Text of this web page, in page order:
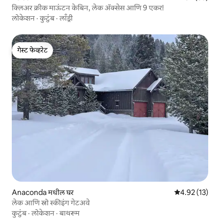
क्लिअर क्रीक माऊंटन केबिन, लेक ॲक्सेस आणि 9 एकर!
लोकेशन ·कुटुंब·लाँड्री
गेस्ट फेव्हरेट
गेस्ट फेव्हरेट
Anaconda मधील घर 5 पैकी 4.92
4.92 (13)
लेक आणि स्नो स्कीइंग गेटअवे
कुटुंब·लोकेशन ·बाथरूम